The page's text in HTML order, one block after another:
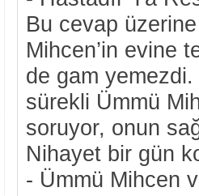
Bu cevap
Mihcen’in evine
de gam
sürekli Ümmü
soruyor, onun
Nihayet bir gün
- Ümmü Mihcen